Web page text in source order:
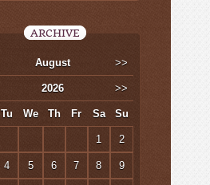
ARCHIVE
August >>
2026 >>
Tu We Th Fr Sa Su
1 2
4 5 6 7 8 9